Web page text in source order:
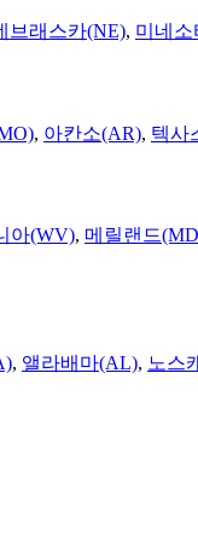
브래스카(NE), 미네
, 아칸소(AR), 텍사
아(WV), 메릴랜드
, 앨라배마(AL), 노스